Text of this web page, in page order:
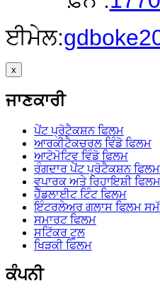
ਈਮੇਲ:
x
ਜਾਣਕਾਰੀ
ਪੇਂਟ ਪ੍ਰੋਟੈਕਸ਼ਨ ਫਿਲਮ
ਆਰਕੀਟੈਕਚਰਲ ਵਿੰਡੋ ਫਿਲਮ
ਆਟੋਮੋਟਿਵ ਵਿੰਡੋ ਫਿਲਮ
ਰੰਗਦਾਰ ਪੇਂਟ ਪ੍ਰੋਟੈਕਸ਼ਨ
ਵਪਾਰਕ ਅਤੇ ਰਿਹਾਇਸ਼ੀ ਫਿਲਮ
ਹੈੱਡਲਾਈਟ ਟਿੰਟ ਫਿਲਮ
ਇੰਟਰਲੇਅਰ ਗਲਾਸ ਫਿਲਮ
ਸਮਾਰਟ ਫਿਲਮ
ਸਟਿੱਕਰ ਟੂਲ
ਖਿੜਕੀ ਫਿਲਮ
ਕੰਪਨੀ